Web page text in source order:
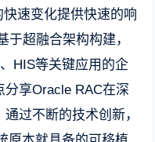
速变化提供快速的响
于超融合架构构建，
HIS等关键应用的企
享Oracle RAC在深
过不断的技术创新，